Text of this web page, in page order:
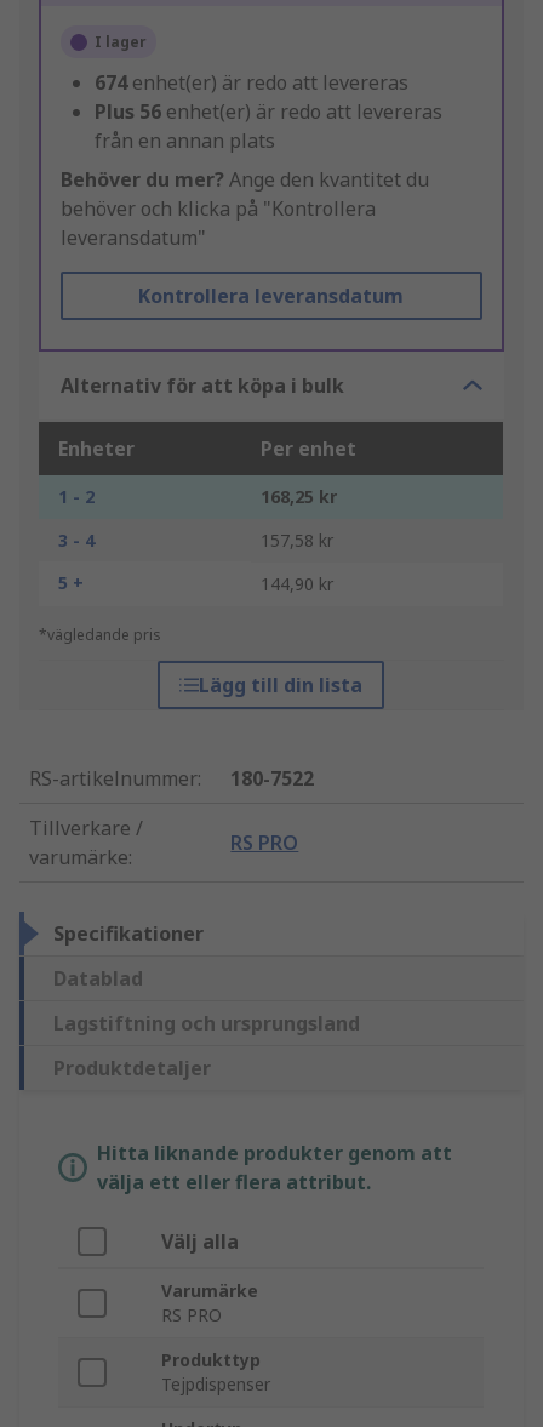
I lager
674enhet(er) är redo att levereras
Plus 56 enhet(er) är redo att levereras
från en annan plats
Behöver du mer? Ange den kvantitet du
behöver och klicka på "Kontrollera
leveransdatum"
Kontrollera leveransdatum
Alternativ för att köpa i bulk
Enheter Per enhet
1 - 2
168,25 kr
3 - 4
157,58 kr
5 +
144,90 kr
*vägledande pris
Lägg till din lista
RS-artikelnummer:
180-7522
Tillverkare /
varumärke:
RS PRO
Specifikationer
Datablad
Lagstiftning och ursprungsland
Produktdetaljer
Hitta liknande produkter genom att
välja ett eller flera attribut.
Välj alla
Varumärke
RS PRO
Produkttyp
Tejpdispenser